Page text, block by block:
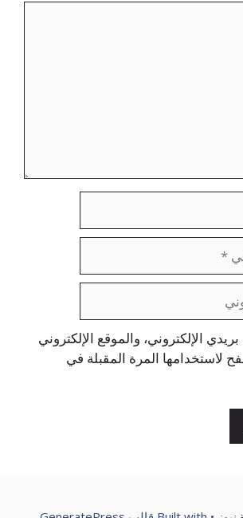
الإلكتروني، والموقع الإلكتروني
لاستخدامها المرة المقبلة في